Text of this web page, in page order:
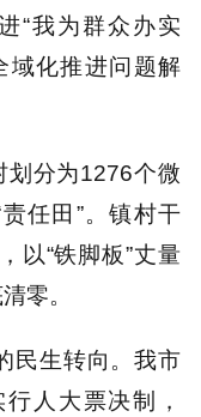
“我为群众办实
域化推进问题解
划分为1276个微
任田”。镇村干
以“铁脚板”丈量
零。
民生转向。我市
人大票决制，